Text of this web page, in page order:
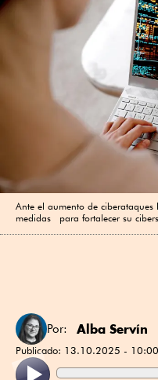
Ante el aumento de ciberataques
medidas para fortalecer su
Por: Alba Servín
Publicado: 13.10.2025 - 10:00